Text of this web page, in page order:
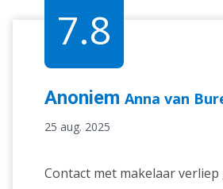
7.8
Anoniem Anna van
25 aug. 2025
Contact met makelaar verliep